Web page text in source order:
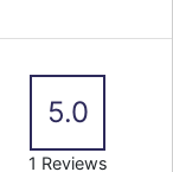
5.0
1 Reviews